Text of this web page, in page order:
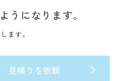
うになります。
ます。
見積りを依頼